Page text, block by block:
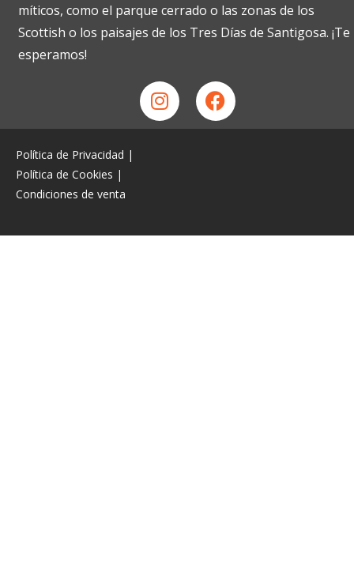
míticos, como el parque cerrado o las zonas de los
Scottish o los paisajes de los Tres Días de Santigosa. ¡Te
esperamos!
Política de Privacidad |
Política de Cookies |
Condiciones de venta